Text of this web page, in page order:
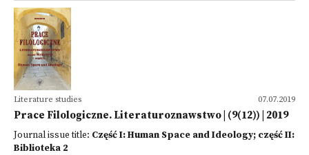
07.07.2019
Literature studies
Prace Filologiczne. Literaturoznawstwo | (9(12)) | 2019
Journal issue title: Część I: Human Space and Ideology; część II:
Biblioteka 2